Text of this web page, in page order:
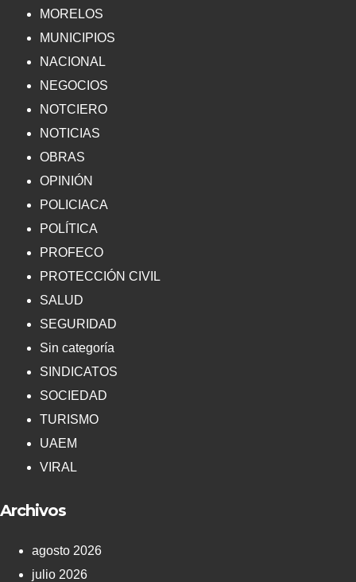
MORELOS
MUNICIPIOS
NACIONAL
NEGOCIOS
NOTCIERO
NOTICIAS
OBRAS
OPINIÓN
POLICIACA
POLÍTICA
PROFECO
PROTECCIÓN CIVIL
SALUD
SEGURIDAD
Sin categoría
SINDICATOS
SOCIEDAD
TURISMO
UAEM
VIRAL
Archivos
agosto 2026
julio 2026